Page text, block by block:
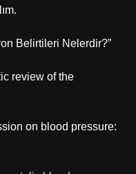
Belirtileri Nelerdir?”
review of the
on blood pressure: